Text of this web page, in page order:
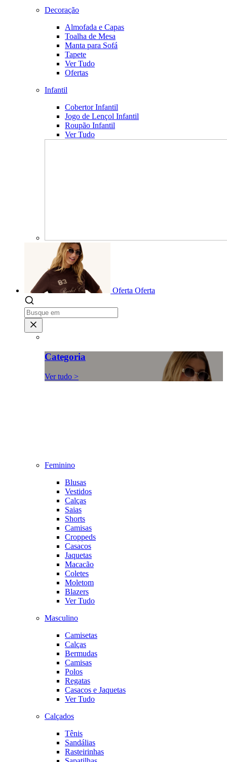
Decoração
Almofada e Capas
Toalha de Mesa
Manta para Sofá
Tapete
Ver Tudo
Ofertas
Infantil
Cobertor Infantil
Jogo de Lençol Infantil
Roupão Infantil
Ver Tudo
Oferta Oferta
Categoria
Ver tudo >
Feminino
Blusas
Vestidos
Calças
Saias
Shorts
Camisas
Croppeds
Casacos
Jaquetas
Macacão
Coletes
Moletom
Blazers
Ver Tudo
Masculino
Camisetas
Calças
Bermudas
Camisas
Polos
Regatas
Casacos e Jaquetas
Ver Tudo
Calçados
Tênis
Sandálias
Rasteirinhas